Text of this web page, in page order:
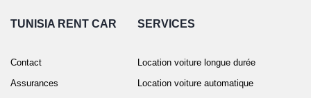
TUNISIA RENT CAR
Contact
Assurances
SERVICES
Location voiture longue durée
Location voiture automatique